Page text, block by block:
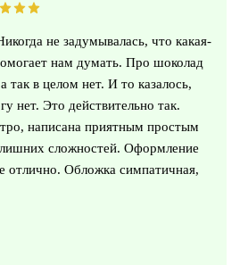
не задумывалась, что какая-
нам думать. Про шоколад
так в целом нет. И то казалось,
нет. Это действительно так.
написана приятным простым
сложностей. Оформление
отлично. Обложка симпатичная,